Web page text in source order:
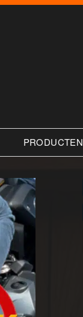
PRODUCTEN